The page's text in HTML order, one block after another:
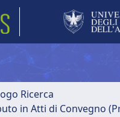
Ricerca
in Atti di Convegno